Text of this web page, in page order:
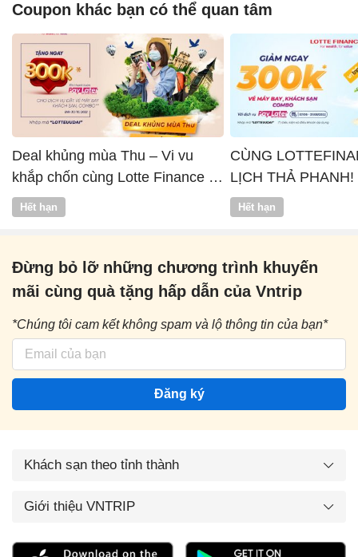
Coupon khác bạn có thể quan tâm
Deal khủng mùa Thu – Vi vu
khắp chốn cùng Lotte Finance x
Vntrip
Hết hạn
CÙNG
LỊCH THẢ PHANH!
Hết hạn
Đừng bỏ lỡ những chương trình khuyến
mãi cùng quà tặng hấp dẫn của Vntrip
*Chúng tôi cam kết không spam và lộ thông tin của bạn*
Đăng ký
Khách sạn theo tỉnh thành
Giới thiệu VNTRIP